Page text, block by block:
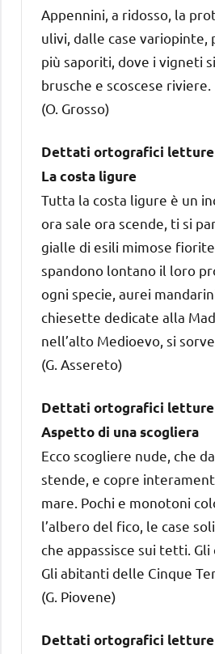
Appennini, a ridosso, la
ulivi, dalle case
più saporiti, dove i vigneti
brusche e scoscese riviere.
(O. Grosso)
Dettati ortografici letture
La costa ligure
Tutta la costa ligure è un
ora sale ora scende, ti si
gialle di esili mimose
spandono lontano il loro
ogni specie, aurei
chiesette dedicate alla
nell’alto Medioevo, si
(G. Assereto)
Dettati ortografici letture
Aspetto di una scogliera
Ecco scogliere nude, che
stende, e copre
mare. Pochi e monotoni
l’albero del fico, le case
che appassisce sui tetti.
Gli abitanti delle Cinque
(G. Piovene)
Dettati ortografici letture